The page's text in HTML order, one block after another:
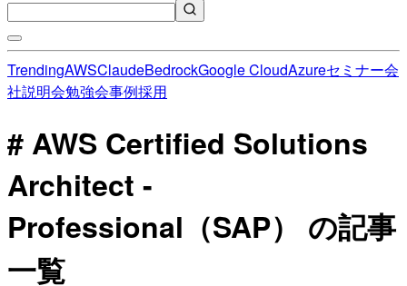
TrendingAWSClaudeBedrockGoogle CloudAzureセミナー会
社説明会勉強会事例採用
# AWS Certified Solutions
Architect -
Professional（SAP） の記事
一覧